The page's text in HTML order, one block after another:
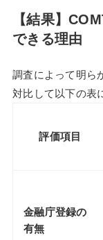
【結果】
できる理由
調査によって明ら
対比して以下の表
評価項目
金融庁登録の
有無